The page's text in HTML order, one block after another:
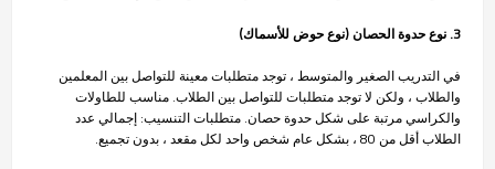
3. نوع حدوة الحصان (نوع حوض للأسماك)
في التدريب الصغير والمتوسط ، توجد متطلبات معينة للتواصل بين المعلمين
والطلاب ، ولكن لا توجد متطلبات للتواصل بين الطلاب. مناسب للطاولات
والكراسي مرتبة على شكل حدوة حصان. متطلبات التنسيب: إجمالي عدد
الطلاب أقل من 80 ، بشكل عام شخص واحد لكل مقعد ، بدون تجميع.